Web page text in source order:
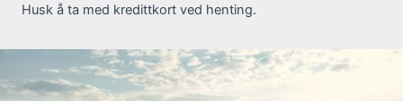
Husk å ta med kredittkort ved henting.